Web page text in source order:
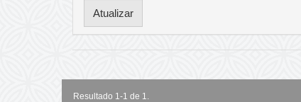
Resultado 1-1 de 1.